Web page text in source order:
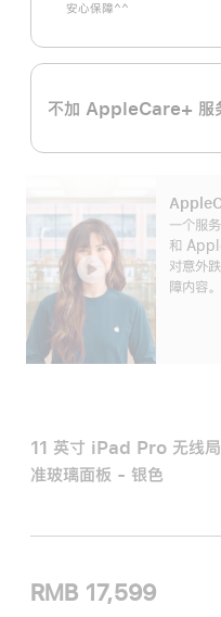
安心保障^^
不加 AppleCare+ 服
一个服
和
对意外
障内容。
11 英寸 iPad Pro 无线
准玻璃面板 - 银色
RMB 17,599